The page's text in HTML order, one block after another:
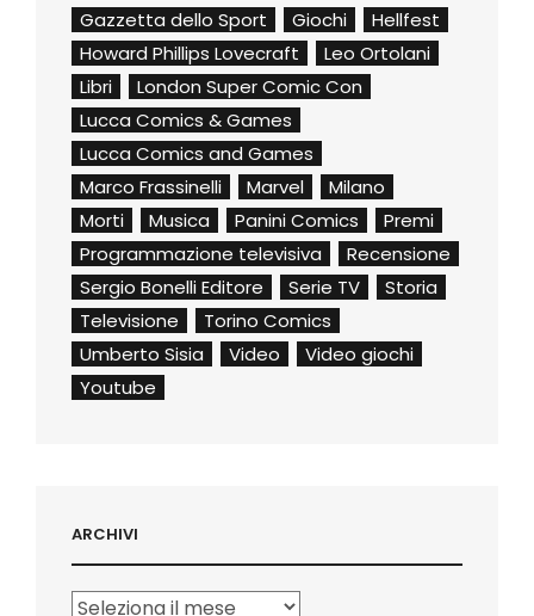
Gazzetta dello Sport
Giochi
Hellfest
Howard Phillips Lovecraft
Leo Ortolani
Libri
London Super Comic Con
Lucca Comics & Games
Lucca Comics and Games
Marco Frassinelli
Marvel
Milano
Morti
Musica Panini Comics
Premi
Programmazione televisiva
Recensione
Sergio Bonelli Editore
Serie TV
Storia
Televisione
Torino Comics
Umberto Sisia
Video
Video giochi
Youtube
ARCHIVI
Archivi